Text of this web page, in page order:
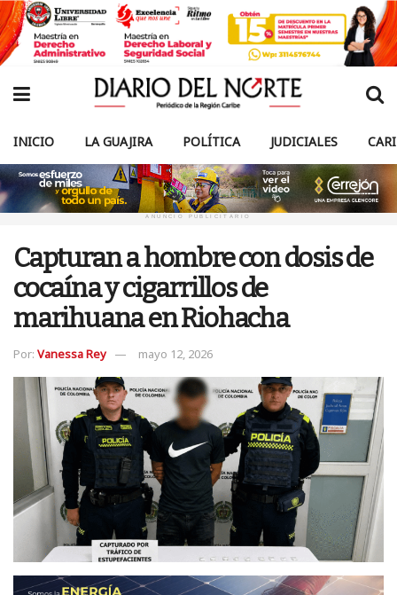
INICIO LA GUAJIRA POLÍTICA JUDICIALES
ANUNCIO PUBLICITARIO
Capturan a hombre con dosis de
cocaína y cigarrillos de
marihuana en Riohacha
Por: Vanessa Rey mayo 12, 2026